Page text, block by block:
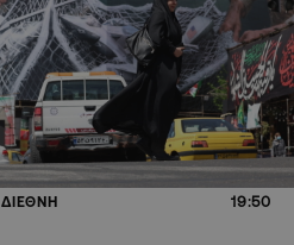
ΔΙΕΘΝΗ 19:50